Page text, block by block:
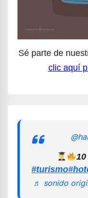
Sé parte de
clic aquí
#turismo
♬ sonido